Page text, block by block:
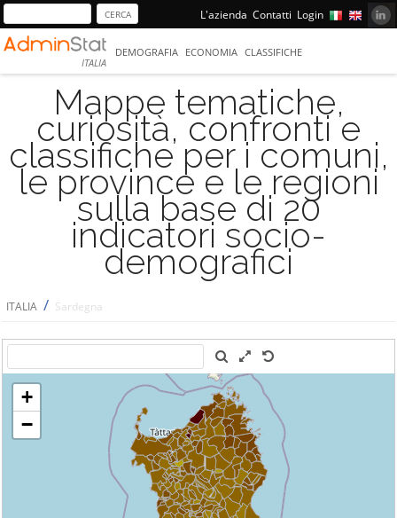
L'azienda Contatti Login
ITALIA
DEMOGRAFIA ECONOMIA CLASSIFICHE
Mappe tematiche,
curiosità, confronti e
classifiche per i comuni,
le province e le regioni
sulla base di 20
indicatori socio-
demografici
ITALIA / Sardegna